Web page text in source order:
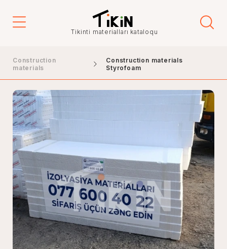
Tikinti materialları kataloqu
Construction
materials
Construction materials
Styrofoam